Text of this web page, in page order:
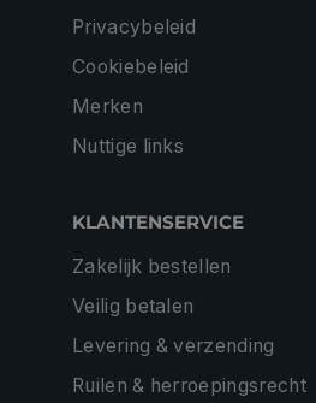
Privacybeleid
Cookiebeleid
Merken
Nuttige links
KLANTENSERVICE
Zakelijk bestellen
Veilig betalen
Levering & verzending
Ruilen & herroepingsrecht